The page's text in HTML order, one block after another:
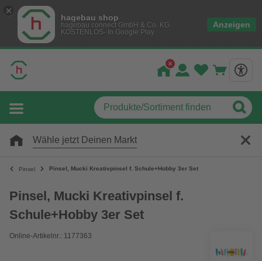
hagebau shop
hagebau connect GmbH & Co. KG
KOSTENLOS- In Google Play
Anzeigen
Wähle jetzt Deinen Markt
Pinsel Pinsel, Mucki Kreativpinsel f. Schule+Hobby 3er Set
Pinsel, Mucki Kreativpinsel f.
Schule+Hobby 3er Set
Online-Artikelnr.: 1177363